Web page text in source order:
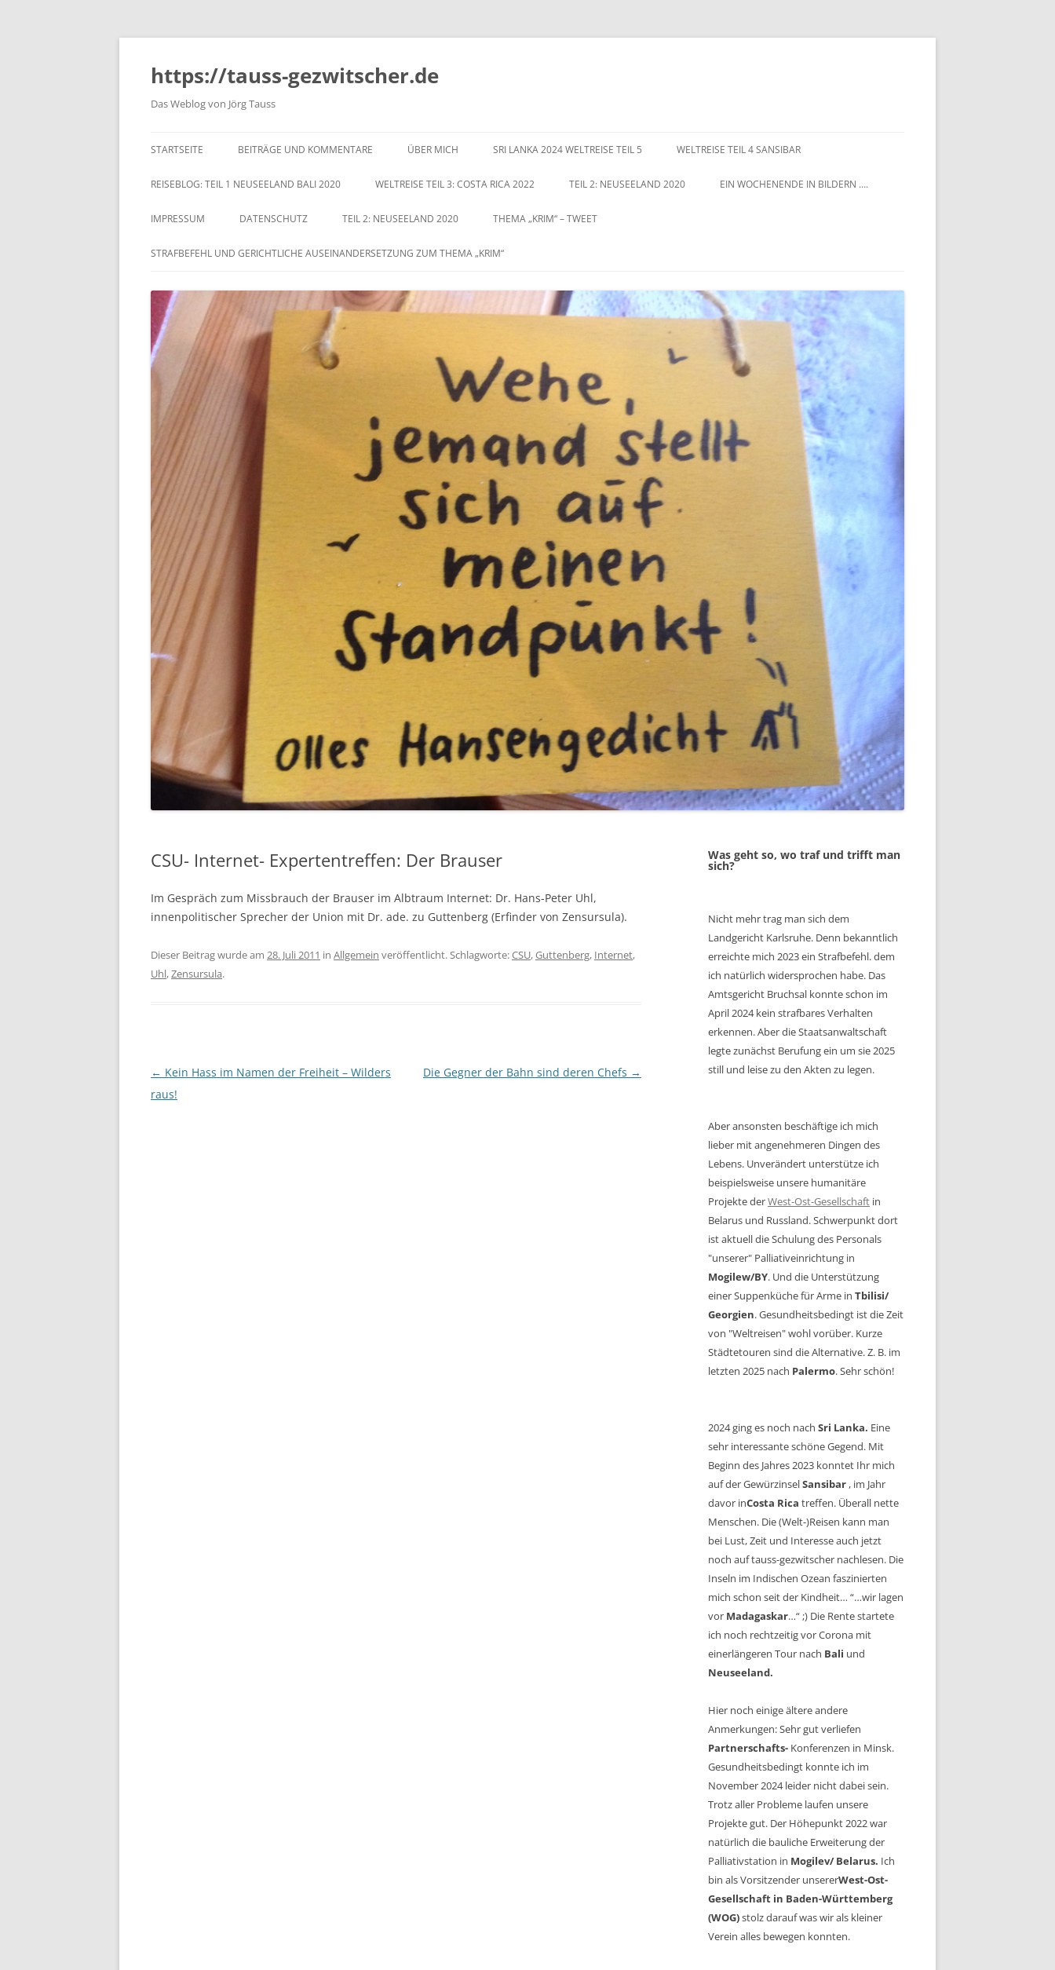
https://tauss-gezwitscher.de
Das Weblog von Jörg Tauss
Inhalt
STARTSEITE BEITRÄGE UND KOMMENTARE ÜBER MICH SRI LANKA 2024 WELTREISE TEIL 5 WELTREISE TEIL 4 SANSIBAR
REISEBLOG: TEIL 1 NEUSEELAND BALI 2020 WELTREISE TEIL 3: COSTA RICA 2022 TEIL 2: NEUSEELAND 2020 EIN WOCHENENDE IN BILDERN ….
IMPRESSUM DATENSCHUTZ TEIL 2: NEUSEELAND 2020 THEMA „KRIM“ – TWEET
STRAFBEFEHL UND GERICHTLICHE AUSEINANDERSETZUNG ZUM THEMA „KRIM“
CSU- Internet- Expertentreffen: Der Brauser
Im Gespräch zum Missbrauch der Brauser im Albtraum Internet: Dr. Hans-Peter Uhl,
innenpolitischer Sprecher der Union mit Dr. ade. zu Guttenberg (Erfinder von Zensursula).
Dieser Beitrag wurde am 28. Juli 2011 in Allgemein veröffentlicht. Schlagworte:CSU,Guttenberg, Internet,
Uhl,Zensursula.
Beitrags-
Navigation
← Kein Hass im Namen der Freiheit – Wilders
raus!
Die Gegner der Bahn sind deren Chefs →
Was geht so, wo traf und trifft man
sich?
Nicht mehr trag man sich dem
Landgericht Karlsruhe. Denn bekanntlich
erreichte mich 2023 ein Strafbefehl. dem
ich natürlich widersprochen habe. Das
Amtsgericht Bruchsal konnte schon im
April 2024 kein strafbares Verhalten
erkennen. Aber die Staatsanwaltschaft
legte zunächst Berufung ein um sie 2025
still und leise zu den Akten zu legen.
Aber ansonsten beschäftige ich mich
lieber mit angenehmeren Dingen des
Lebens. Unverändert unterstütze ich
beispielsweise unsere humanitäre
Projekte derWest-Ost-Gesellschaft in
Belarus und Russland. Schwerpunkt dort
ist aktuell die Schulung des Personals
"unserer" Palliativeinrichtung in
Mogilew/BY. Und die Unterstützung
einer Suppenküche für Arme in Tbilisi/
Georgien. Gesundheitsbedingt ist die Zeit
von "Weltreisen" wohl vorüber. Kurze
Städtetouren sind die Alternative. Z. B. im
letzten 2025 nach Palermo. Sehr schön!
2024 ging es noch nach Sri Lanka. Eine
sehr interessante schöne Gegend. Mit
Beginn des Jahres 2023 konntet Ihr mich
auf der GewürzinselSansibar , im Jahr
davor inCosta Rica treffen. Überall nette
Menschen. Die (Welt-)Reisen kann man
bei Lust, Zeit und Interesse auch jetzt
noch auf tauss-gezwitscher nachlesen. Die
Inseln im Indischen Ozean faszinierten
mich schon seit der Kindheit… “…wir lagen
vor Madagaskar…“ ;) Die Rente startete
ich noch rechtzeitig vor Corona mit
einerlängeren Tour nach Bali und
Neuseeland.
Hier noch einige ältere andere
Anmerkungen: Sehr gut verliefen
Partnerschafts- Konferenzen in Minsk.
Gesundheitsbedingt konnte ich im
November 2024 leider nicht dabei sein.
Trotz aller Probleme laufen unsere
Projekte gut. Der Höhepunkt 2022 war
natürlich die bauliche Erweiterung der
Palliativstation in Mogilev/ Belarus. Ich
bin als Vorsitzender unsererWest-Ost-
Gesellschaft in Baden-Württemberg
(WOG)stolz darauf was wir als kleiner
Verein alles bewegen konnten.